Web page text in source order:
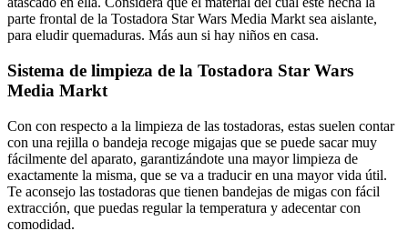
parte frontal de la Tostadora Star Wars Media Markt sea aislante,
para eludir quemaduras. Más aun si hay niños en casa.
Sistema de limpieza de la Tostadora Star Wars
Media Markt
Con con respecto a la limpieza de las tostadoras, estas suelen contar
con una rejilla o bandeja recoge migajas que se puede sacar muy
fácilmente del aparato, garantizándote una mayor limpieza de
exactamente la misma, que se va a traducir en una mayor vida útil.
Te aconsejo las tostadoras que tienen bandejas de migas con fácil
extracción, que puedas regular la temperatura y adecentar con
comodidad.